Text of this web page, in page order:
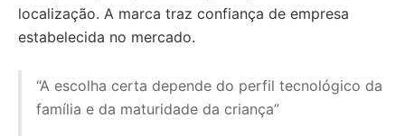
localização. A marca traz confiança de empresa
estabelecida no mercado.
“A escolha certa depende do perfil tecnológico da
família e da maturidade da criança”